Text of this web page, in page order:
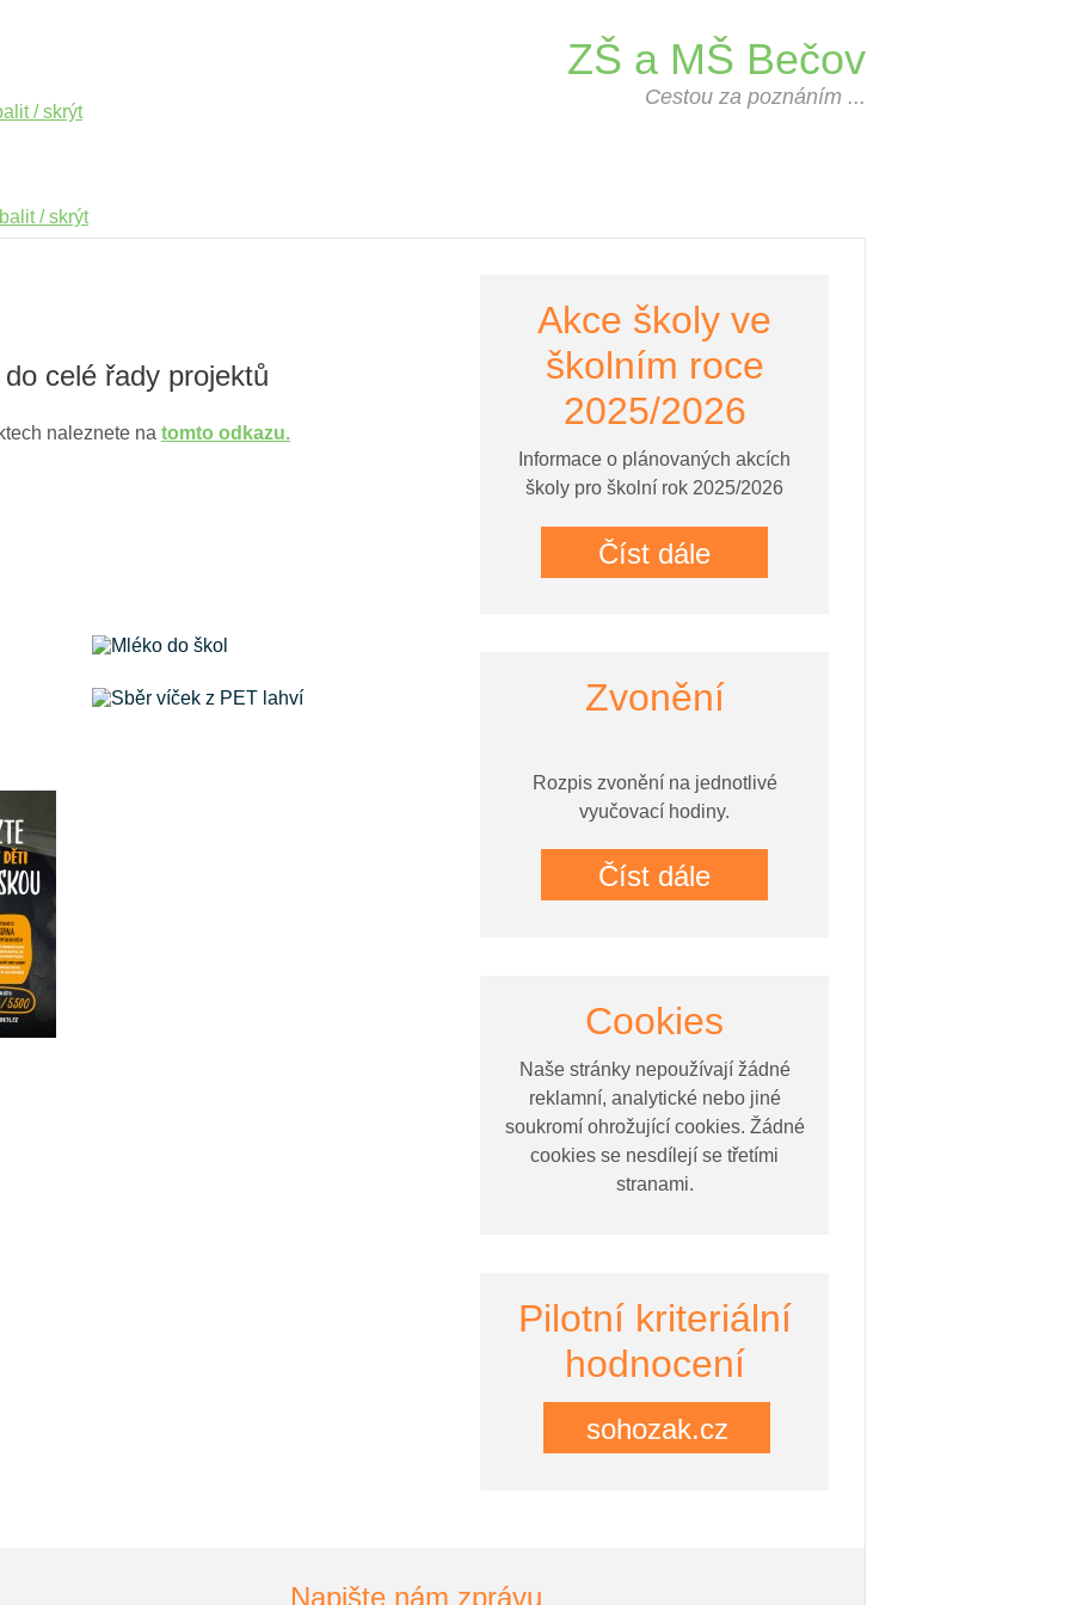
ZŠ a MŠ Bečov
Cestou za poznáním ...
/ skrýt
/ skrýt
celé řady projektů
naleznete na tomto odkazu.
Mléko do škol
Akce školy ve
školním roce
2025/2026
Informace o plánovaných akcích
školy pro školní rok 2025/2026
Číst dále
Zvonění
Rozpis zvonění na jednotlivé
vyučovací hodiny.
Číst dále
Cookies
Naše stránky nepoužívají žádné
reklamní, analytické nebo jiné
soukromí ohrožující cookies. Žádné
cookies se nesdílejí se třetími
stranami.
Pilotní kriteriální
hodnocení
sohozak.cz
Napište nám zprávu